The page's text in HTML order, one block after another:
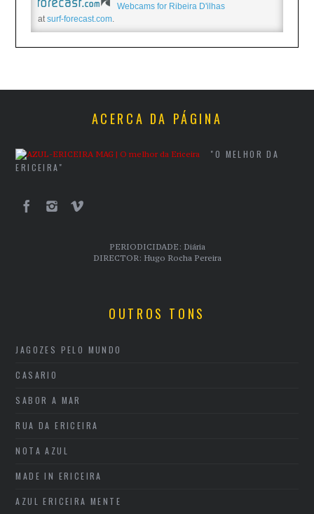
Webcams for Ribeira D'ilhas
atsurf-forecast.com.
ACERCA DA PÁGINA
"O MELHOR DA
ERICEIRA"
PERIODICIDADE: Diária
DIRECTOR: Hugo Rocha Pereira
OUTROS TONS
JAGOZES PELO MUNDO
CASARIO
SABOR A MAR
RUA DA ERICEIRA
NOTA AZUL
MADE IN ERICEIRA
AZUL ERICEIRA MENTE